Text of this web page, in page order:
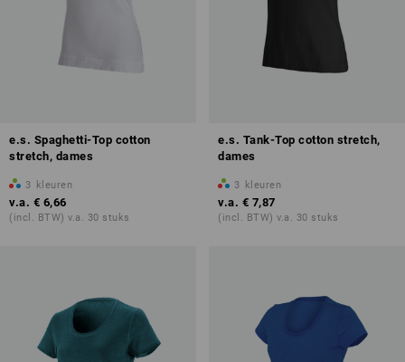
e.s. Spaghetti-Top cotton
stretch, dames
3 kleuren
v.a. € 6,66
(incl. BTW) v.a. 30 stuks
e.s. Tank-Top cotton stretch,
dames
3 kleuren
v.a. € 7,87
(incl. BTW) v.a. 30 stuks